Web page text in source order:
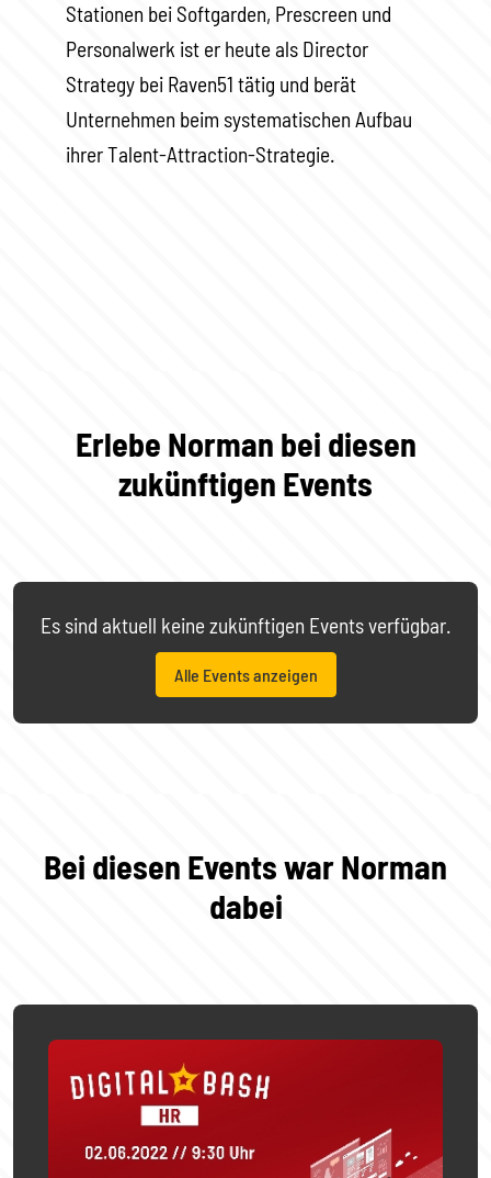
Stationen bei Softgarden, Prescreen und
Personalwerk ist er heute als Director
Strategy bei Raven51 tätig und berät
Unternehmen beim systematischen Aufbau
ihrer Talent-Attraction-Strategie.
Erlebe Norman bei diesen
zukünftigen Events
Es sind aktuell keine zukünftigen Events verfügbar.
Alle Events anzeigen
Bei diesen Events war Norman
dabei